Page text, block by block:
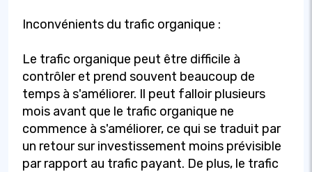
Inconvénients du trafic organique :
Le trafic organique peut être difficile à
contrôler et prend souvent beaucoup de
temps à s'améliorer. Il peut falloir plusieurs
mois avant que le trafic organique ne
commence à s'améliorer, ce qui se traduit par
un retour sur investissement moins prévisible
par rapport au trafic payant. De plus, le trafic